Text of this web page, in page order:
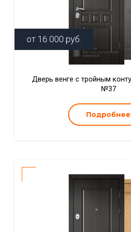
от 16 000 руб.
Дверь венге с тройным
№37
Подробнее